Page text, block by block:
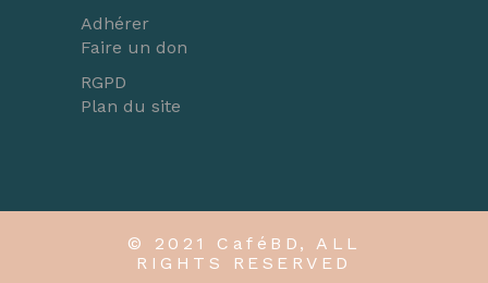
Adhérer
Faire un don
RGPD
Plan du site
© 2021 CaféBD, ALL
RIGHTS RESERVED